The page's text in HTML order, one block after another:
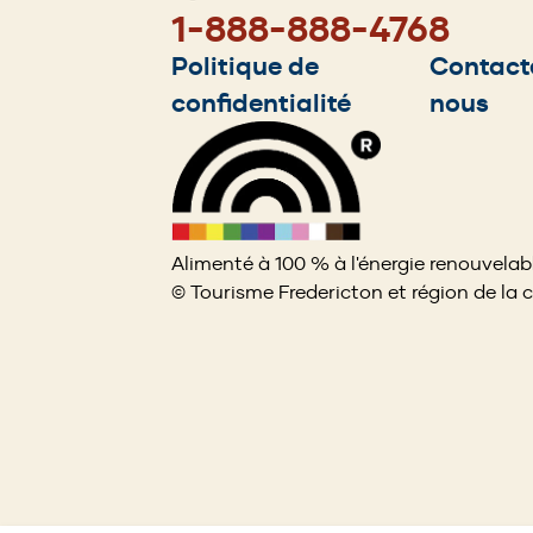
1-888-888-4768
Footer
menu
Politique de
confidentialité
nous
Alimenté à 100 % à l'énergie
© Tourisme Fredericton et région de la